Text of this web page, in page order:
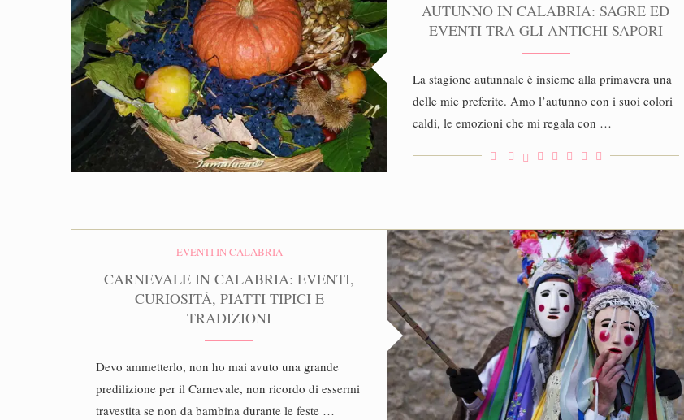
AUTUNNO IN CALABRIA: SAGRE ED
EVENTI TRA GLI ANTICHI SAPORI
La stagione autunnale è insieme alla primavera una
delle mie preferite. Amo l’autunno con i suoi colori
caldi, le emozioni che mi regala con …
EVENTI IN CALABRIA
CARNEVALE IN CALABRIA: EVENTI,
CURIOSITÀ, PIATTI TIPICI E
TRADIZIONI
Devo ammetterlo, non ho mai avuto una grande
predilizione per il Carnevale, non ricordo di essermi
travestita se non da bambina durante le feste …